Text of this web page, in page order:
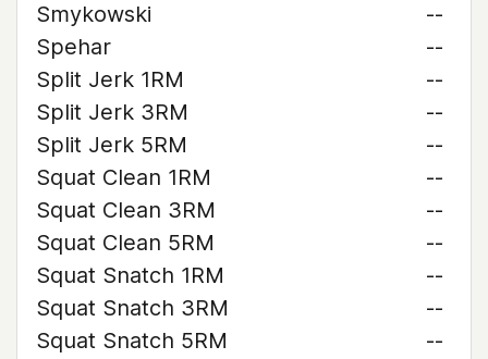
Smykowski
--
Spehar
--
Split Jerk 1RM
--
Split Jerk 3RM
--
Split Jerk 5RM
--
Squat Clean 1RM
--
Squat Clean 3RM
--
Squat Clean 5RM
--
Squat Snatch 1RM
--
Squat Snatch 3RM
--
Squat Snatch 5RM
--